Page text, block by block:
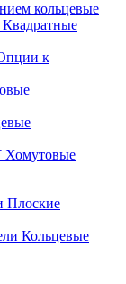
кольцевые
Квадратные
к
Хомутовые
Плоские
Кольцевые